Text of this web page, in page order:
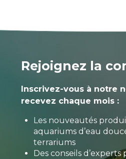
Rejoignez la
Inscrivez-vous à notre
recevez chaque mois :
Les nouveautés
aquariums d’eau
terrariums
Des conseils